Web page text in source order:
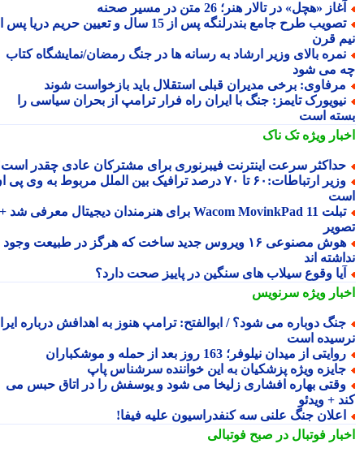
«هچل» در تالار هنر؛ 26 متن در مسیر صحنه
تصویب طرح جامع بندرلنگه پس از 15 سال و تعیین حریم دریا پس از
قرن
بالای وزیر ارشاد به رسانه ها در جنگ رمضان/نمایشگاه کتاب
می شود
برخی مدیران قبلی استقلال باید بازخواست شوند
تایمز: جنگ با ایران راه فرار ترامپ از بحران سیاسی را
است
ویژهتک ناک
سرعت اینترنت فیبرنوری برای مشترکان عادی چقدر است؟
وزیر ارتباطات:۶۰ تا ۷۰ درصد ترافیک بین الملل مربوط به وی پی ان
تبلت Wacom MovinkPad 11 برای هنرمندان دیجیتال معرفی شد +
هوش مصنوعی ۱۶ ویروس جدید ساخت که هرگز در طبیعت وجود
اند
وقوع سیلاب های سنگین در پاییز صحت دارد؟
ویژهسرنویس
دوباره می شود؟ / ابوالفتح: ترامپ هنوز به اهدافش درباره ایران
است
از میدان نیلوفر؛ 163 روز بعد از حمله و موشکباران
ویژه پزشکیان به این خواننده سرشناس پاپ
بهاره افشاری زلیخا می شود و یوسفش را در اتاق حبس می
+ ویدئو
جنگ علنی سه کنفدراسیون علیه فیفا!
فوتبال در صبح فوتبالی